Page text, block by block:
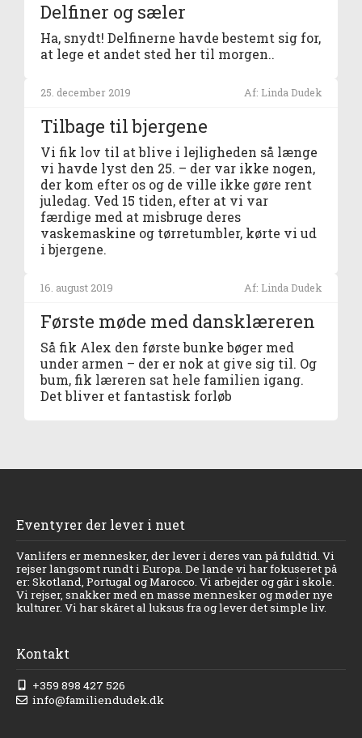
Delfiner og sæler
Ha, snydt! Delfinerne havde bestemt sig for,
at lege et andet sted her til morgen..
25. december 2019 Af: Linda Dudek
Tilbage til bjergene
Vi fik lov til at blive i lejligheden så længe
vi havde lyst den 25. – der var ikke nogen,
der kom efter os og de ville ikke gøre rent
juledag. Ved 15 tiden, efter at vi var
færdige med at misbruge deres
vaskemaskine og tørretumbler, kørte vi ud
i bjergene.
16. august 2019 Af: Linda Dudek
Første møde med dansklæreren
Så fik Alex den første bunke bøger med
under armen – der er nok at give sig til. Og
bum, fik læreren sat hele familien igang.
Det bliver et fantastisk forløb
Eventyrer der lever i nuet
Vanlifers er mennesker, der lever i deres van på fuldtid. Vi
rejser langsomt rundt i Europa. De lande vi har fokuseret på
er: Skotland, Portugal og Marocco. Vi arbejder og går i skole.
Vi rejser, snakker med en masse mennesker og møder nye
kulturer. Vi har skåret al luksus fra og lever det simple liv.
Kontakt
+359 898 427 526
info@familiendudek.dk